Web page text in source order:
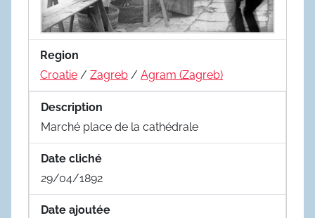
Region
Croatie / Zagreb / Agram (Zagreb)
Description
Marché place de la cathédrale
Date cliché
29/04/1892
Date ajoutée